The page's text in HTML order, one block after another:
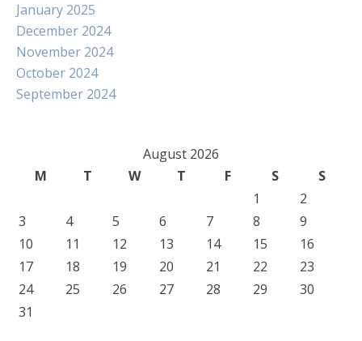
January 2025
December 2024
November 2024
October 2024
September 2024
August 2026
M
T W T F S
S
1
2
3
4 5 6 7 8
9
10
11 12 13 14 15
16
17
18 19 20 21 22
23
24
25 26 27 28 29
30
31